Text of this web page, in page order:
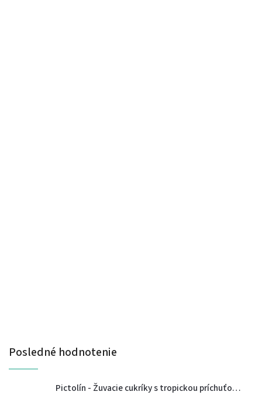
Posledné hodnotenie
Pictolín - Žuvacie cukríky s tropickou príchuťou bez cukru 65g, (so sladidlom)